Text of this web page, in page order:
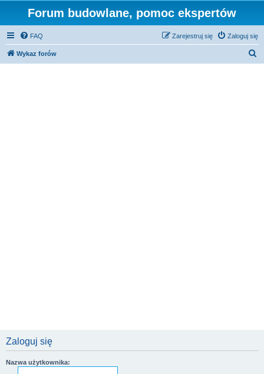
Forum budowlane, pomoc ekspertów
FAQ Zaloguj się
Zarejestruj się
Wykaz forów
Zaloguj się
Nazwa użytkownika: